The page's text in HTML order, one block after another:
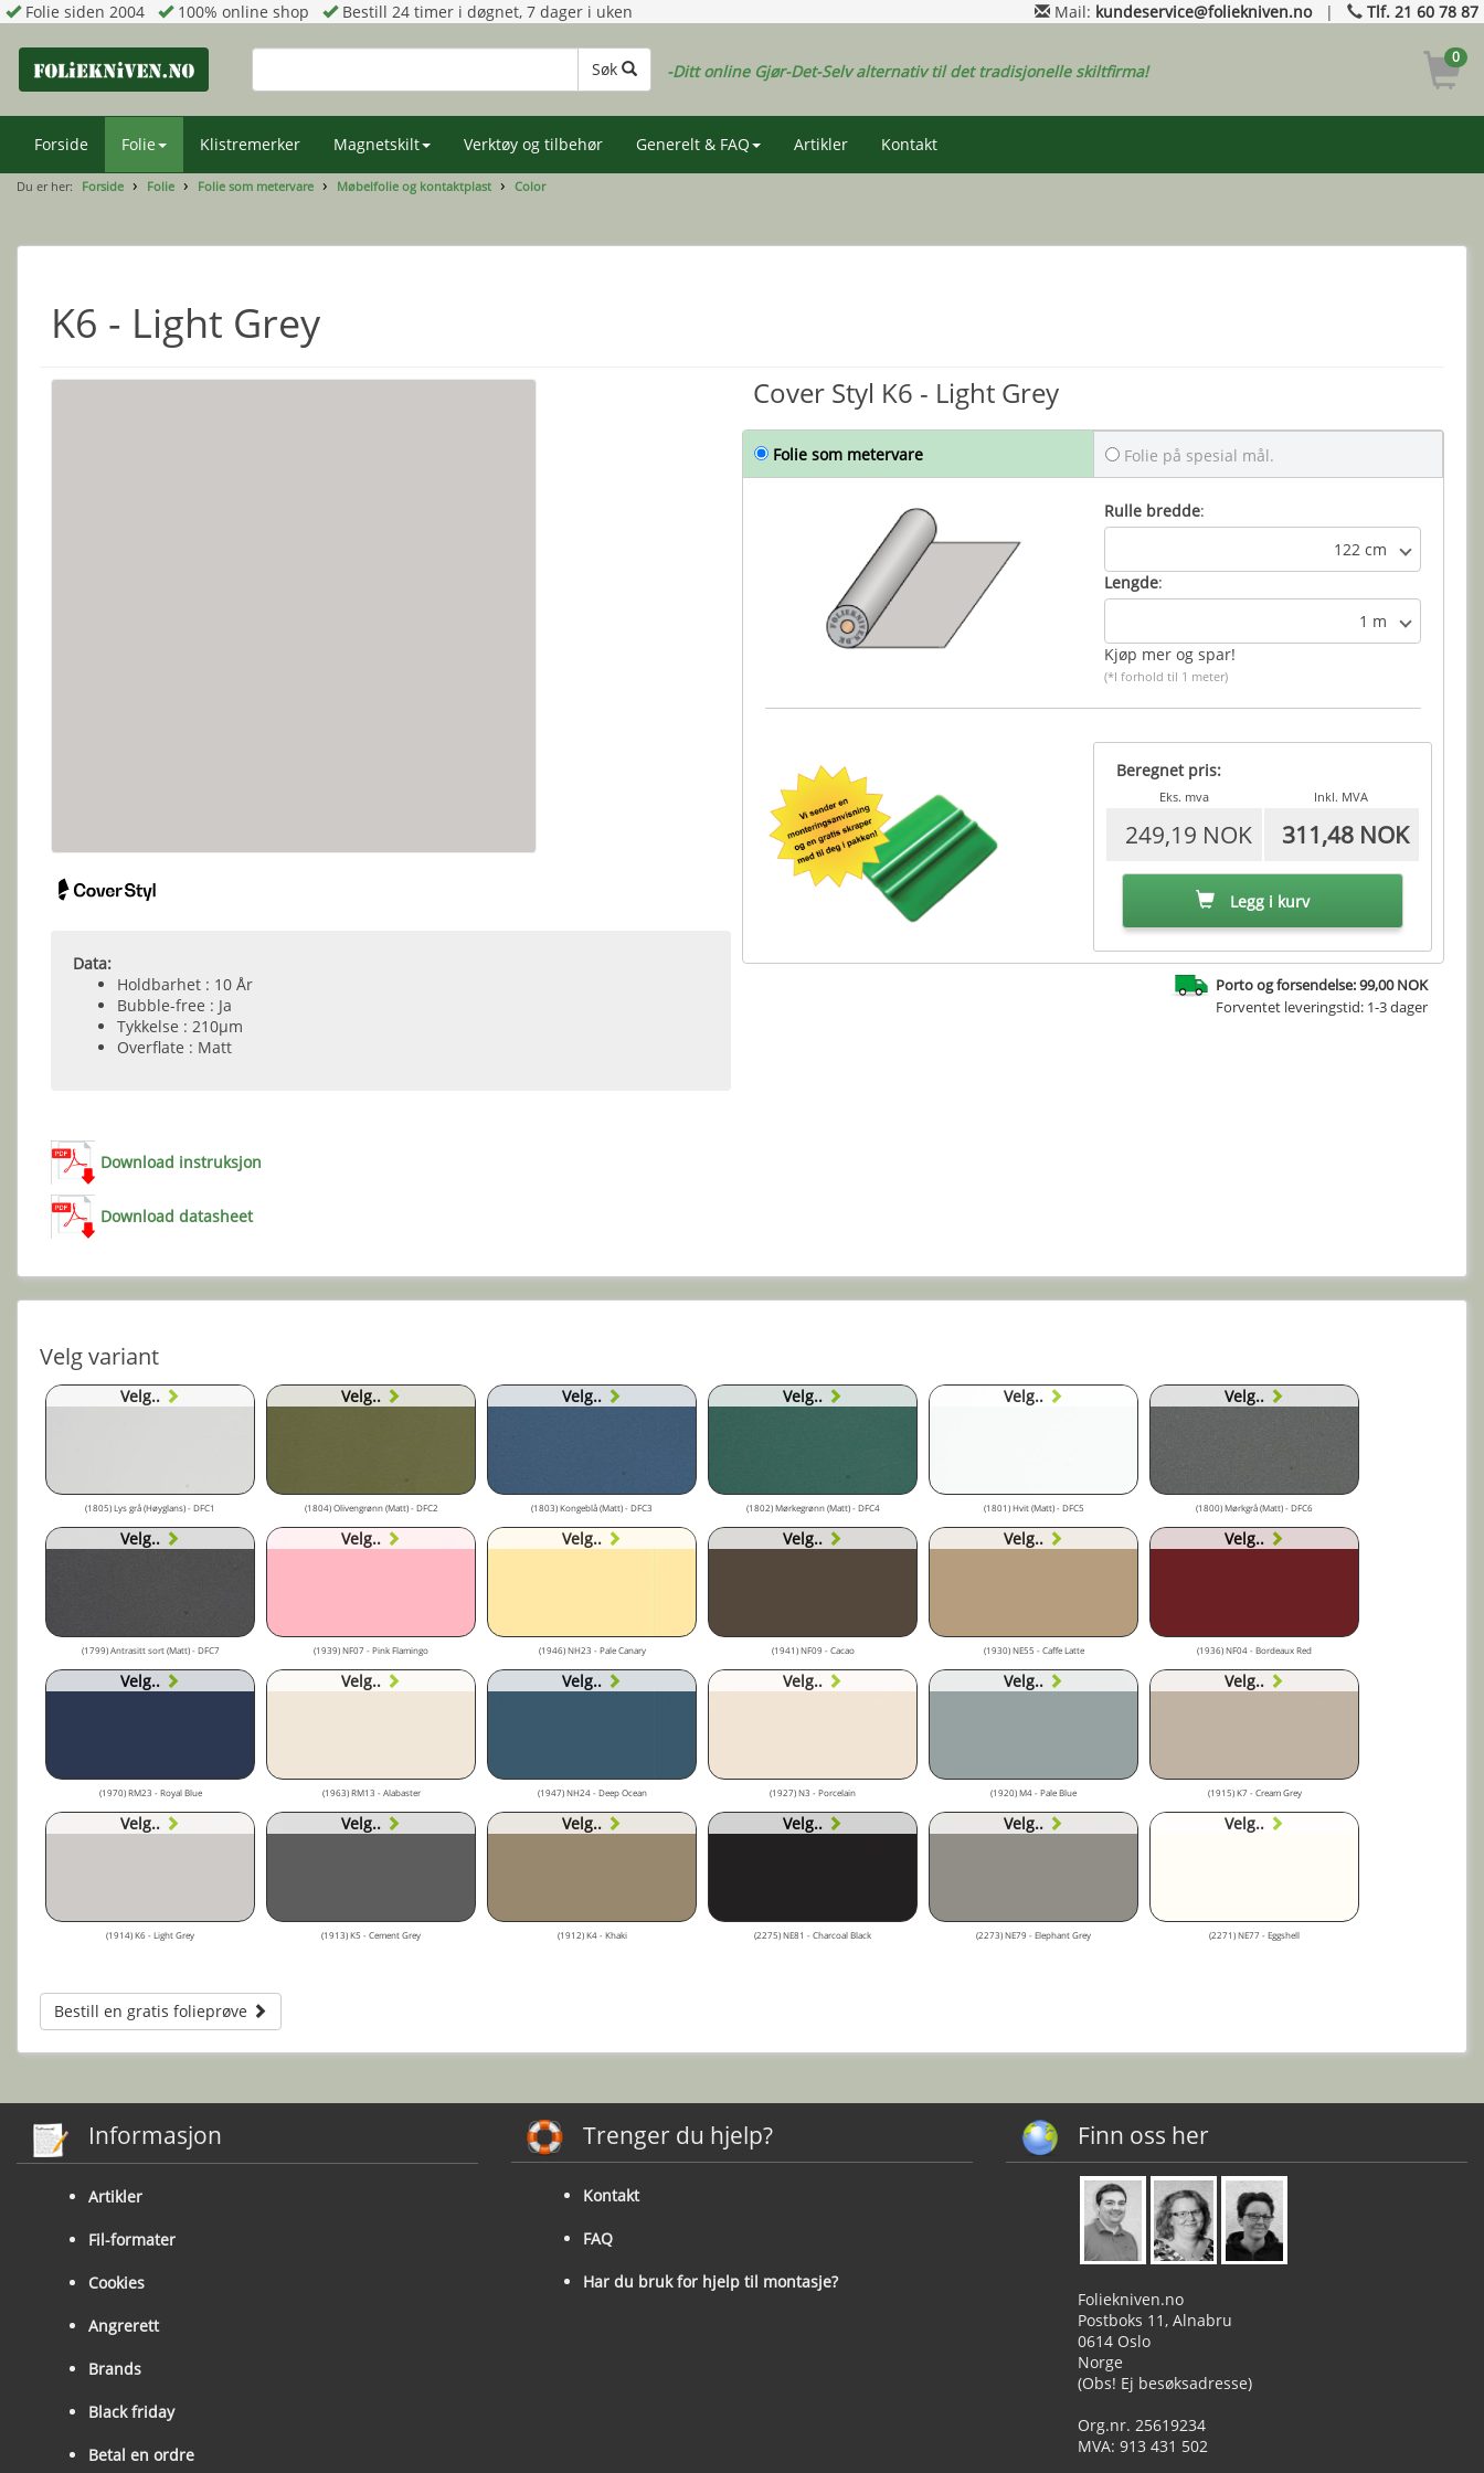
Folie siden 2004 100% online shop Bestill 24 timer i døgnet, 7 dager i uken Mail: kundeservice@foliekniven.no| Tlf. 21 60 78 87
Søk -Ditt online Gjør-Det-Selv alternativ til det tradisjonelle skiltfirma!
0
Forside Folie Klistremerker Magnetskilt Verktøy og tilbehør Generelt & FAQ Artikler Kontakt
Du er her: Forside Folie Folie som metervare Møbelfolie og kontaktplast Color
K6 - Light Grey
Data:
Holdbarhet : 10 År
Bubble-free : Ja
Tykkelse : 210µm
Overflate : Matt
Download instruksjon
Download datasheet
Cover Styl K6 - Light Grey
Folie som metervare Folie på spesial mål.
Rulle bredde:
122 cm
Lengde:
1 m
Kjøp mer og spar!
(*I forhold til 1 meter)
Beregnet pris:
Eks. mva Inkl. MVA
249,19 NOK 311,48 NOK
Legg i kurv
Porto og forsendelse: 99,00 NOK
Forventet leveringstid: 1-3 dager
Velg variant
Velg..
(1805) Lys grå (Høyglans) - DFC1
Velg..
(1804) Olivengrønn (Matt) - DFC2
Velg..
(1803) Kongeblå (Matt) - DFC3
Velg..
(1802) Mørkegrønn (Matt) - DFC4
Velg..
(1801) Hvit (Matt) - DFC5
Velg..
(1800) Mørkgrå (Matt) - DFC6
Velg..
(1799) Antrasitt sort (Matt) - DFC7
Velg..
(1939) NF07 - Pink Flamingo
Velg..
(1946) NH23 - Pale Canary
Velg..
(1941) NF09 - Cacao
Velg..
(1930) NE55 - Caffe Latte
Velg..
(1936) NF04 - Bordeaux Red
Velg..
(1970) RM23 - Royal Blue
Velg..
(1963) RM13 - Alabaster
Velg..
(1947) NH24 - Deep Ocean
Velg..
(1927) N3 - Porcelain
Velg..
(1920) M4 - Pale Blue
Velg..
(1915) K7 - Cream Grey
Velg..
(1914) K6 - Light Grey
Velg..
(1913) K5 - Cement Grey
Velg..
(1912) K4 - Khaki
Velg..
(2275) NE81 - Charcoal Black
Velg..
(2273) NE79 - Elephant Grey
Velg..
(2271) NE77 - Eggshell
Bestill en gratis folieprøve
Informasjon
Artikler
Fil-formater
Cookies
Angrerett
Brands
Black friday
Betal en ordre
Trenger du hjelp?
Kontakt
FAQ
Har du bruk for hjelp til montasje?
Finn oss her
Foliekniven.no
Postboks 11, Alnabru
0614 Oslo
Norge
(Obs! Ej besøksadresse)
Org.nr. 25619234
MVA: 913 431 502